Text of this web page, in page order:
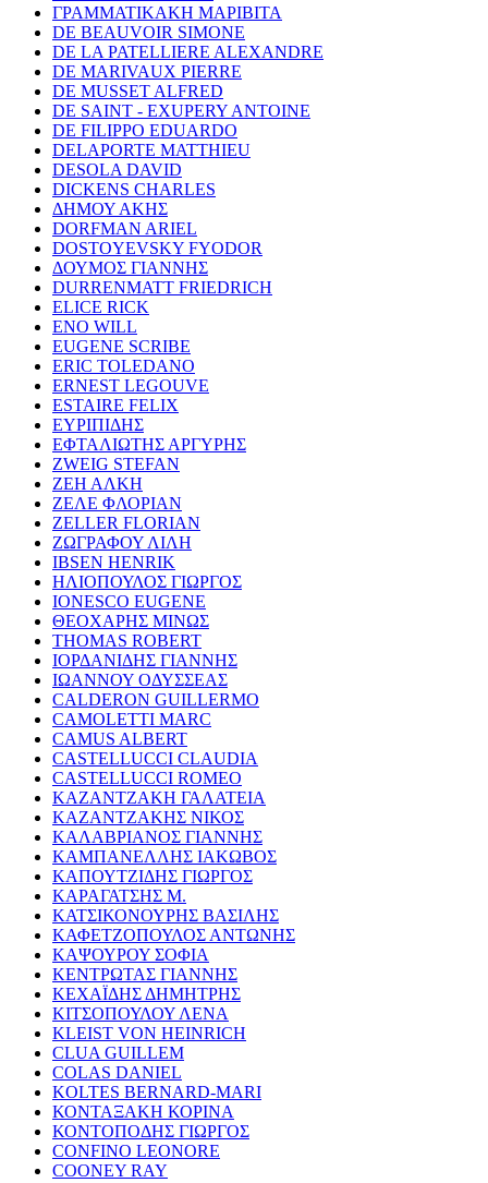
ΓΡΑΜΜΑΤΙΚΑΚΗ ΜΑΡΙΒΙΤΑ
DE BEAUVOIR SIMONE
DE LA PATELLIERE ALEXANDRE
DE MARIVAUX PIERRE
DE MUSSET ALFRED
DE SAINT - EXUPERY ANTOINE
DE FILIPPO EDUARDO
DELAPORTE MATTHIEU
DESOLA DAVID
DICKENS CHARLES
ΔΗΜΟΥ ΑΚΗΣ
DORFMAN ARIEL
DOSTOYEVSKY FYODOR
ΔΟΥΜΟΣ ΓΙΑΝΝΗΣ
DURRENMATT FRIEDRICH
ELICE RICK
ENO WILL
EUGENE SCRIBE
ERIC TOLEDANO
ERNEST LEGOUVE
ESTAIRE FELIX
ΕΥΡΙΠΙΔΗΣ
ΕΦΤΑΛΙΩΤΗΣ ΑΡΓΥΡΗΣ
ZWEIG STEFAN
ΖΕΗ ΑΛΚΗ
ΖΕΛΕ ΦΛΟΡΙΑΝ
ZELLER FLORIAN
ΖΩΓΡΑΦΟΥ ΛΙΛΗ
IBSEN HENRIK
ΗΛΙΟΠΟΥΛΟΣ ΓΙΩΡΓΟΣ
IONESCO EUGENE
ΘΕΟΧΑΡΗΣ ΜΙΝΩΣ
THOMAS ROBERT
ΙΟΡΔΑΝΙΔΗΣ ΓΙΑΝΝΗΣ
ΙΩΑΝΝΟΥ ΟΔΥΣΣΕΑΣ
CALDERON GUILLERMO
CAMOLETTI MARC
CAMUS ALBERT
CASTELLUCCI CLAUDIA
CASTELLUCCI ROMEO
ΚΑΖΑΝΤΖΑΚΗ ΓΑΛΑΤΕΙΑ
ΚΑΖΑΝΤΖΑΚΗΣ ΝΙΚΟΣ
ΚΑΛΑΒΡΙΑΝΟΣ ΓΙΑΝΝΗΣ
ΚΑΜΠΑΝΕΛΛΗΣ ΙΑΚΩΒΟΣ
ΚΑΠΟΥΤΖΙΔΗΣ ΓΙΩΡΓΟΣ
ΚΑΡΑΓΑΤΣΗΣ Μ.
ΚΑΤΣΙΚΟΝΟΥΡΗΣ ΒΑΣΙΛΗΣ
ΚΑΦΕΤΖΟΠΟΥΛΟΣ ΑΝΤΩΝΗΣ
ΚΑΨΟΥΡΟΥ ΣΟΦΙΑ
ΚΕΝΤΡΩΤΑΣ ΓΙΑΝΝΗΣ
ΚΕΧΑΪΔΗΣ ΔΗΜΗΤΡΗΣ
ΚΙΤΣΟΠΟΥΛΟΥ ΛΕΝΑ
KLEIST VON HEINRICH
CLUA GUILLEM
COLAS DANIEL
KOLTES BERNARD-MARI
ΚΟΝΤΑΞΑΚΗ ΚΟΡΙΝΑ
ΚΟΝΤΟΠΟΔΗΣ ΓΙΩΡΓΟΣ
CONFINO LEONORE
COONEY RAY